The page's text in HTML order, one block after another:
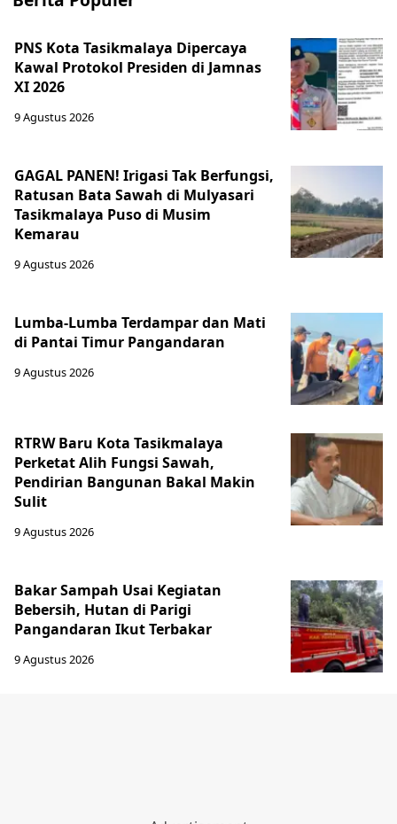
PNS Kota Tasikmalaya Dipercaya
Kawal Protokol Presiden di Jamnas
XI 2026
9 Agustus 2026
GAGAL PANEN! Irigasi Tak Berfungsi,
Ratusan Bata Sawah di Mulyasari
Tasikmalaya Puso di Musim
Kemarau
9 Agustus 2026
Lumba-Lumba Terdampar dan Mati
di Pantai Timur Pangandaran
9 Agustus 2026
RTRW Baru Kota Tasikmalaya
Perketat Alih Fungsi Sawah,
Pendirian Bangunan Bakal Makin
Sulit
9 Agustus 2026
Bakar Sampah Usai Kegiatan
Bebersih, Hutan di Parigi
Pangandaran Ikut Terbakar
9 Agustus 2026